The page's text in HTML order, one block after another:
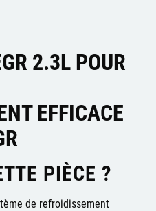
2.3L POUR
EFFICACE
PIÈCE ?
de refroidissement